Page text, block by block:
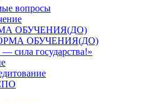
вопросы
ОБУЧЕНИЯ(ДО)
ОБУЧЕНИЯ(ДО)
сила государства!»